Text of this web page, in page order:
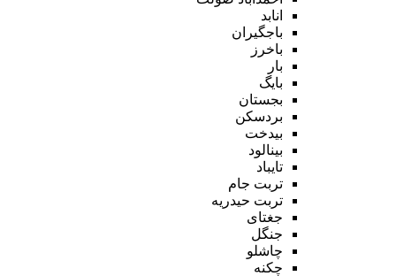
انابد
باجگیران
باخرز
بار
بایگ
بجستان
بردسکن
بیدخت
بینالود
تایباد
تربت جام
تربت حیدریه
جغتای
جنگل
چاشلو
چکنه